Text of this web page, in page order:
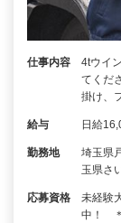
仕事内容
4tウイ
てくだ
掛け、
給与 日給
勤務地
埼玉県
玉県さ
応募資格
未経験
中！ ＊